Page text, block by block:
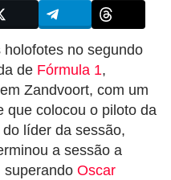
holofotes no segundo
de Fórmula 1,
Zandvoort, com um
que colocou o piloto da
líder da sessão,
a sessão a
superando Oscar